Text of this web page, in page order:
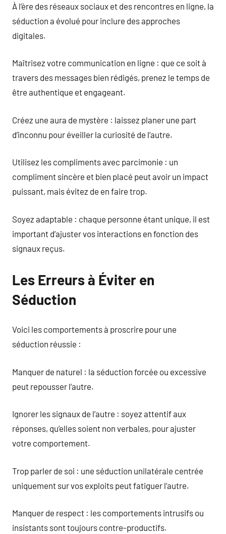
À l’ère des réseaux sociaux et des rencontres en ligne, la
séduction a évolué pour inclure des approches
digitales.
Maîtrisez votre communication en ligne : que ce soit à
travers des messages bien rédigés, prenez le temps de
être authentique et engageant.
Créez une aura de mystère : laissez planer une part
d’inconnu pour éveiller la curiosité de l’autre.
Utilisez les compliments avec parcimonie : un
compliment sincère et bien placé peut avoir un impact
puissant, mais évitez de en faire trop.
Soyez adaptable : chaque personne étant unique, il est
important d’ajuster vos interactions en fonction des
signaux reçus.
Les Erreurs à Éviter en
Séduction
Voici les comportements à proscrire pour une
séduction réussie :
Manquer de naturel : la séduction forcée ou excessive
peut repousser l’autre.
Ignorer les signaux de l’autre : soyez attentif aux
réponses, qu’elles soient non verbales, pour ajuster
votre comportement.
Trop parler de soi : une séduction unilatérale centrée
uniquement sur vos exploits peut fatiguer l’autre.
Manquer de respect : les comportements intrusifs ou
insistants sont toujours contre-productifs.